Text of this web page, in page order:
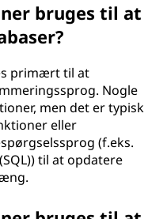
bruges til at
primært til at
Nogle
men det er typisk
eller
(f.eks.
til at opdatere